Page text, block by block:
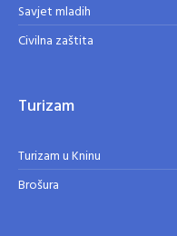
Savjet mladih
Civilna zaštita
Turizam
Turizam u Kninu
Brošura